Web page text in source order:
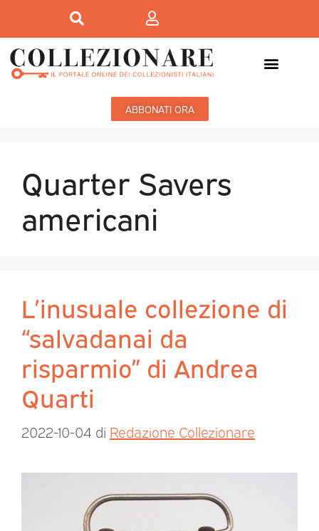
ABBONATI ORA
Quarter Savers
americani
L’inusuale collezione di
“salvadanai da
risparmio” di Andrea
Quarti
2022-10-04 di Redazione Collezionare